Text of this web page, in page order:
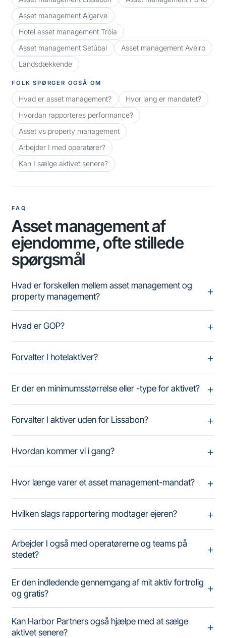
Asset management Algarve
Hotel asset management Tróia
Asset management Setúbal
Asset management Aveiro
Landsdækkende
FOLK SPØRGER OGSÅ OM
Hvad er asset management?
Hvor lang er mandatet?
Hvordan rapporteres performance?
Asset vs property management
Arbejder I med operatører?
Kan I sælge aktivet senere?
FAQ
Asset management af
ejendomme, ofte stillede
spørgsmål
Hvad er forskellen mellem asset management og
property management?
Hvad er GOP?
Forvalter I hotelaktiver?
Er der en minimumsstørrelse eller -type for aktivet?
Forvalter I aktiver uden for Lissabon?
Hvordan kommer vi i gang?
Hvor længe varer et asset management-mandat?
Hvilken slags rapportering modtager ejeren?
Arbejder I også med operatørerne og teams på
stedet?
Er den indledende gennemgang af mit aktiv fortrolig
og gratis?
Kan Harbor Partners også hjælpe med at sælge
aktivet senere?